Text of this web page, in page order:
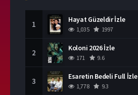
1 Hayat Güzeldir İzle
1,035 1997
2 Koloni 2026 İzle
171 9.6
3 Esaretin Bedeli Full İzle
1,778 9.3